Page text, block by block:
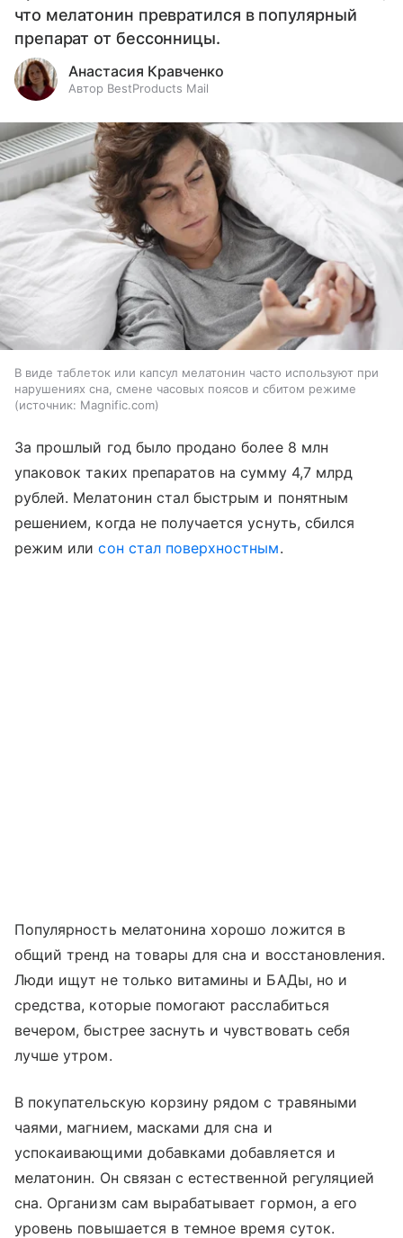
что мелатонин превратился в популярный
препарат от бессонницы.
Анастасия Кравченко
Автор BestProducts Mail
В виде таблеток или капсул мелатонин часто используют при
нарушениях сна, смене часовых поясов и сбитом режиме
источник: Magnific.com
За прошлый год было продано более 8 млн
упаковок таких препаратов на сумму 4,7 млрд
рублей. Мелатонин стал быстрым и понятным
решением, когда не получается уснуть, сбился
режим илисон стал поверхностным.
Популярность мелатонина хорошо ложится в
общий тренд на товары для сна и восстановления.
Люди ищут не только витамины и БАДы, но и
средства, которые помогают расслабиться
вечером, быстрее заснуть и чувствовать себя
лучше утром.
В покупательскую корзину рядом с травяными
чаями, магнием, масками для сна и
успокаивающими добавками добавляется и
мелатонин. Он связан с естественной регуляцией
сна. Организм сам вырабатывает гормон, а его
уровень повышается в темное время суток.